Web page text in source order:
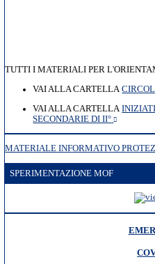
TUTTI I MATERIALI PER
VAI ALLA CARTELLA
VAI ALLA CARTELLA
SECONDARIE DI II°
MATERIALE INFORMATIVO
SPERIMENTAZIONE MOF